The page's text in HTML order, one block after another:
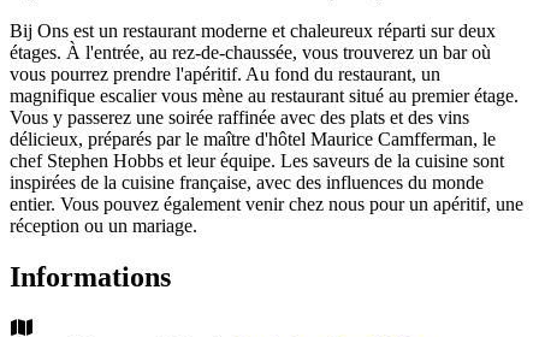
Bij Ons est un restaurant moderne et chaleureux réparti sur deux
étages. À l'entrée, au rez-de-chaussée, vous trouverez un bar où
vous pourrez prendre l'apéritif. Au fond du restaurant, un
magnifique escalier vous mène au restaurant situé au premier étage.
Vous y passerez une soirée raffinée avec des plats et des vins
délicieux, préparés par le maître d'hôtel Maurice Camfferman, le
chef Stephen Hobbs et leur équipe. Les saveurs de la cuisine sont
inspirées de la cuisine française, avec des influences du monde
entier. Vous pouvez également venir chez nous pour un apéritif, une
réception ou un mariage.
Informations